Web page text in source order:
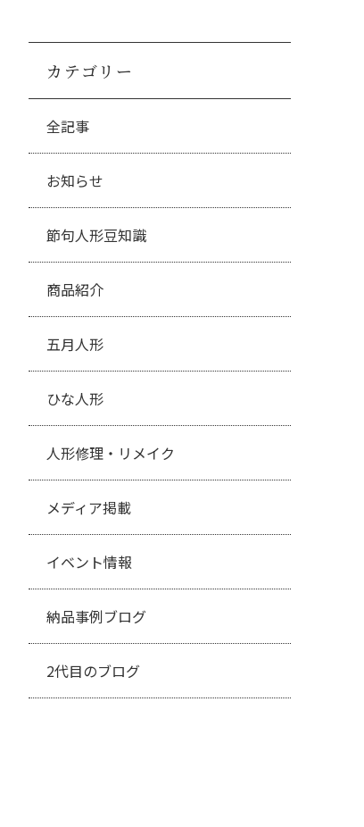
カテゴリー
全記事
お知らせ
節句人形豆知識
商品紹介
五月人形
ひな人形
人形修理・リメイク
メディア掲載
イベント情報
納品事例ブログ
2代目のブログ